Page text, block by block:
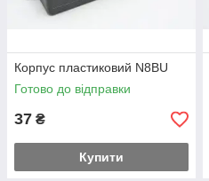
Корпус пластиковий N8BU
Готово до відправки
37 ₴
Купити